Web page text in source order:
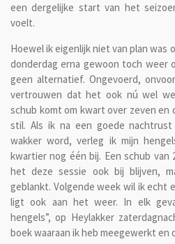
een dergelijke start van het
voelt.
Hoewel ik eigenlijk niet van plan was
donderdag erna gewoon toch weer
geen alternatief. Ongevoerd,
vertrouwen dat het ook nú wel
schub komt om kwart over zeven en
stil. Als ik na een goede
wakker word, verleg ik mijn
kwartier nog één bij. Een schub van
het deze sessie ook bij blijven,
geblankt. Volgende week wil ik echt
ligt ook aan het weer. In elk
hengels”, op Heylakker
boek waaraan ik heb meegewerkt en